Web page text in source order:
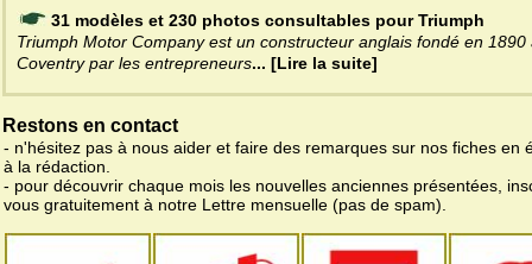
31 modèles et 230 photos consultables pour Triumph
Triumph Motor Company est un constructeur anglais fondé en 1890
Coventry par les entrepreneurs... [Lire la suite]
Restons en contact
- n'hésitez pas à nous aider et faire des remarques sur nos fiches en
à la rédaction.
- pour découvrir chaque mois les nouvelles anciennes présentées,
vous gratuitement à notre Lettre mensuelle (pas de spam).